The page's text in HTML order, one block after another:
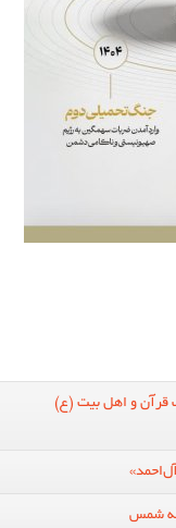
قرآن و اهل بیت (ع)
شمس